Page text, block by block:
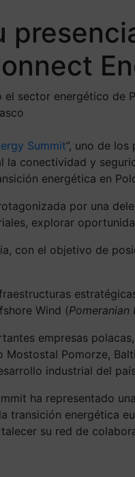
el sector energético
Summit”, uno de
la conectividad y
energética en
por una
explorar
con el objetivo de
Wind (
empresas
Pomorze,
industrial del
ha representado
transición energética
su red de